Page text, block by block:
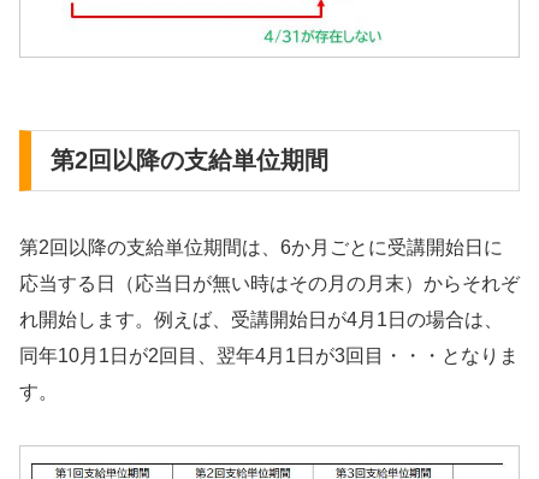
第2回以降の支給単位期間
第2回以降の支給単位期間は、6か月ごとに受講開始日に
応当する日（応当日が無い時はその月の月末）からそれぞ
れ開始します。例えば、受講開始日が4月1日の場合は、
同年10月1日が2回目、翌年4月1日が3回目・・・となりま
す。